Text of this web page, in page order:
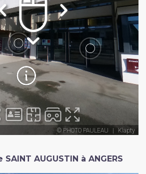
AUGUSTIN à ANGERS